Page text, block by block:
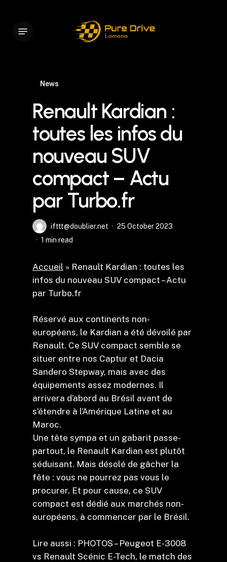
main
News
Renault Kardian :
toutes les infos du
nouveau SUV
compact – Actu
par Turbo.fr
ifttt@doublier.net
25 October 2023
1 min read
Accueil » Renault Kardian : toutes les
infos du nouveau SUV compact – Actu
par Turbo.fr
Réservé aux continents non-
européens, le Kardian a été dévoilé par
Renault. Ce SUV compact semble se
situer entre nos Captur et Dacia
Sandero Stepway, mais avec des
équipements assez modernes. Il
arrivera d’abord au Brésil avant de
s’étendre à l’Amérique Latine et au
Maroc.
Une tête sympa et un gabarit passe-
partout, le Renault Kardian est plutôt
séduisant. Mais désolé de gâcher la
fête : vous ne pourrez pas vous le
procurer. Et pour cause, ce SUV
compact est dédié aux marchés non-
européens, à commencer par le Brésil.
Lire aussi : PHOTOS – Peugeot E-3008
vs Renault Scénic E-Tech, le match des